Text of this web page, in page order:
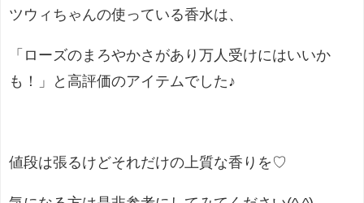
ツウィちゃんの使っている香水は、
「ローズのまろやかさがあり万人受けにはいいか
も！」と高評価のアイテムでした♪
値段は張るけどそれだけの上質な香りを♡